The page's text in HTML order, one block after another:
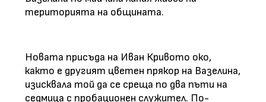
територията на общината.
Новата присъда на Иван Кривото око,
както е другият цветен прякор на Вазелина,
изисквала той да се среща по два пъти на
седмица с пробационен служител. По-